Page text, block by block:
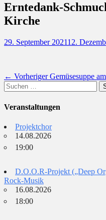
Erntedank-
Kirche
Posted
29. September 202112.
Beitragsnavigation
← Vorheriger Vorheriger
Gemüsesuppe
Suchen
nach:
Veranstaltungen
Projektchor
14.08.2026
19:00
D.O.O.R-Projekt („Deep
Rock-Musik
16.08.2026
18:00